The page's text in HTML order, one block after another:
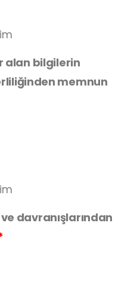
alan bilgilerin
memnun
davranışlarından